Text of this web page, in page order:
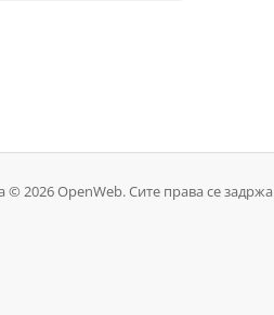
© 2026 OpenWeb. Сите права се